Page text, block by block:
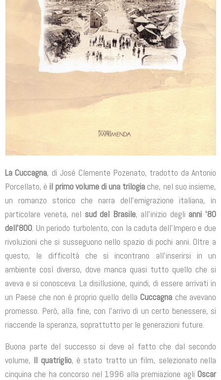
La Cuccagna, di José Clemente Pozenato, tradotto da Antonio
Porcellato, è il primo volume di una trilogia che, nel suo insieme,
un romanzo storico che narra dell’emigrazione italiana, in
particolare veneta, nel sud del Brasile, all’inizio degli anni ’80
dell’800. Un periodo turbolento, con la caduta dell’Impero e due
rivoluzioni che si susseguono nello spazio di pochi anni. Oltre a
questo, le difficoltà che si incontrano all’inserirsi in un
ambiente così diverso, dove manca quasi tutto quello che si
aveva e si conosceva. La disillusione, quindi, di essere arrivati in
un Paese che non è proprio quello della Cuccagna che avevano
promesso. Però, alla fine, con l’arrivo di un certo benessere, si
riaccende la speranza, soprattutto per le generazioni future.
Buona parte del successo si deve al fatto che dal secondo
volume, Il quatriglio, è stato tratto un film, selezionato nella
cinquina che ha concorso nel 1996 alla premiazione agli Oscar